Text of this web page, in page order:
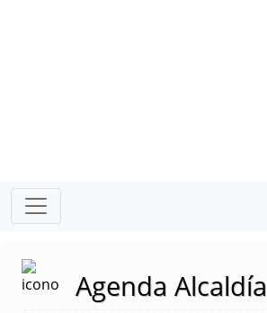
Agenda Alcaldía